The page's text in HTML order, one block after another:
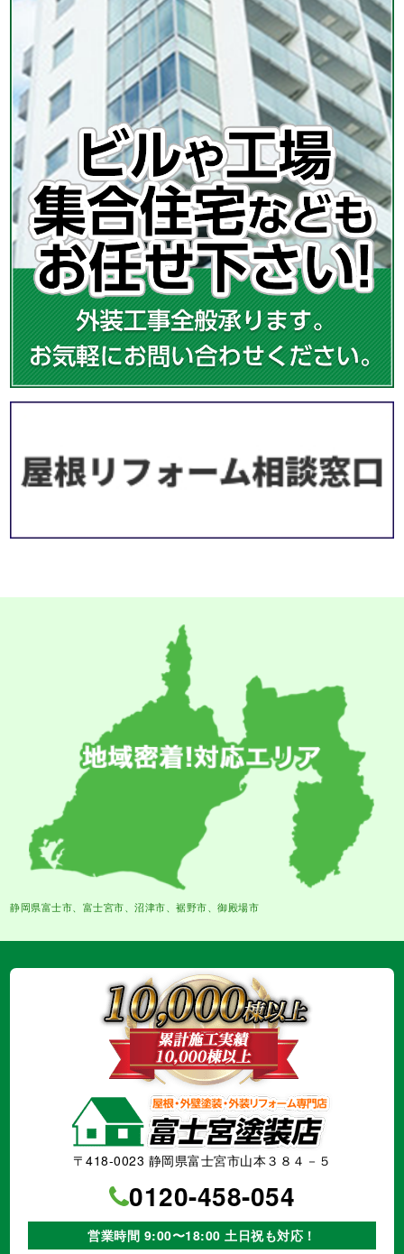
静岡県富士市、富士宮市、沼津市、裾野市、御殿場市
〒418-0023 静岡県富士宮市山本３８４－５
0120-458-054
営業時間 9:00〜18:00 土日祝も対応！